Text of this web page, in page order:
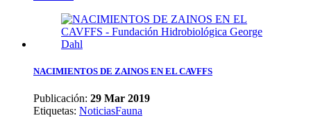
NACIMIENTOS DE ZAINOS EN EL CAVFFS
Publicación: 29 Mar 2019
Etiquetas: NoticiasFauna